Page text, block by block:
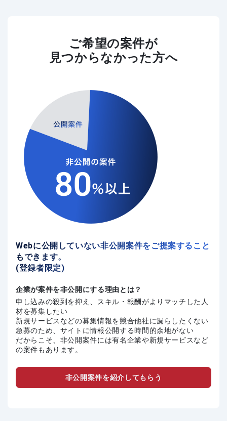
ご希望の案件が
見つからなかった方へ
Webに公開していない非公開案件をご提案すること
もできます。
(登録者限定)
企業が案件を非公開にする理由とは？
申し込みの殺到を抑え、スキル・報酬がよりマッチした人
材を募集したい
新規サービスなどの募集情報を競合他社に漏らしたくない
急募のため、サイトに情報公開する時間的余地がない
だからこそ、非公開案件には有名企業や新規サービスなど
の案件もあります。
非公開案件を紹介してもらう